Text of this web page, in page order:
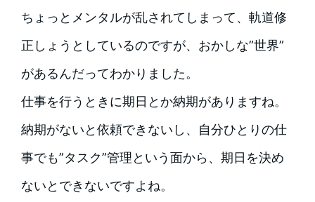
ちょっとメンタルが乱されてしまって、軌道修
正しょうとしているのですが、おかしな”世界”
があるんだってわかりました。
仕事を行うときに期日とか納期がありますね。
納期がないと依頼できないし、自分ひとりの仕
事でも”タスク”管理という面から、期日を決め
ないとできないですよね。